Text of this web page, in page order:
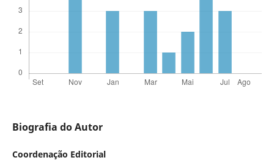
Biografia do Autor
Coordenação Editorial